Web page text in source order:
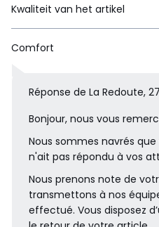
Kwaliteit van het artikel
Comfort
Réponse de La Redoute,
Bonjour, nous vous
Nous sommes navrés
n'ait pas répondu à vos
Nous prenons note de
transmettons à nos
effectué. Vous disposez